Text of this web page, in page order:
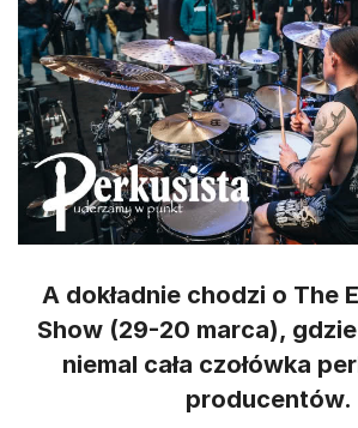
A dokładnie chodzi o The
Show (29-20 marca),
niemal cała czołówka
producentów.